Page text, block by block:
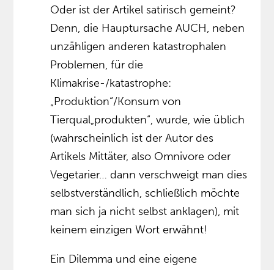
Oder ist der Artikel satirisch gemeint?
Denn, die Hauptursache AUCH, neben
unzähligen anderen katastrophalen
Problemen, für die
Klimakrise-/katastrophe:
„Produktion“/Konsum von
Tierqual„produkten“, wurde, wie üblich
(wahrscheinlich ist der Autor des
Artikels Mittäter, also Omnivore oder
Vegetarier… dann verschweigt man dies
selbstverständlich, schließlich möchte
man sich ja nicht selbst anklagen), mit
keinem einzigen Wort erwähnt!
Ein Dilemma und eine eigene